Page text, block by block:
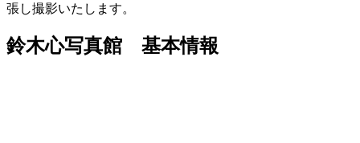
張し撮影いたします。
鈴木心写真館 基本情報